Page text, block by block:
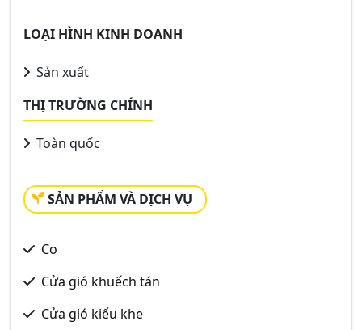
LOẠI HÌNH KINH DOANH
Sản xuất
THỊ TRƯỜNG CHÍNH
Toàn quốc
SẢN PHẨM VÀ DỊCH VỤ
Co
Cửa gió khuếch tán
Cửa gió kiểu khe